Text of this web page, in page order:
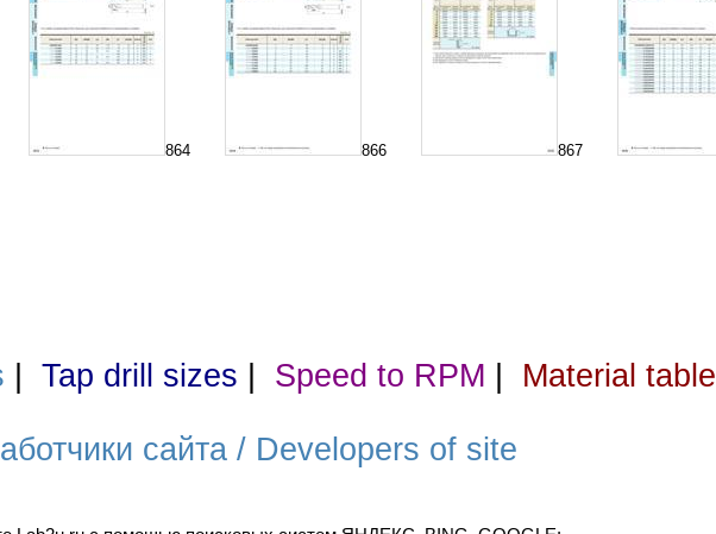
864 866 867
Tap drill sizes Speed to RPM Material table
сайта / Developers of site